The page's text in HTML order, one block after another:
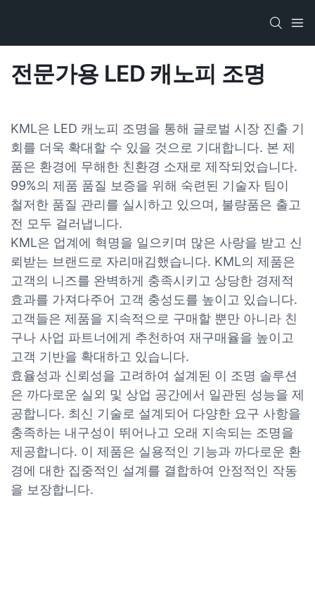
전문가용 LED 캐노피 조명
KML은 LED 캐노피 조명을 통해 글로벌 시장 진출 기
회를 더욱 확대할 수 있을 것으로 기대합니다. 본 제
품은 환경에 무해한 친환경 소재로 제작되었습니다.
99%의 제품 품질 보증을 위해 숙련된 기술자 팀이
철저한 품질 관리를 실시하고 있으며, 불량품은 출고
전 모두 걸러냅니다.
KML은 업계에 혁명을 일으키며 많은 사랑을 받고 신
뢰받는 브랜드로 자리매김했습니다. KML의 제품은
고객의 니즈를 완벽하게 충족시키고 상당한 경제적
효과를 가져다주어 고객 충성도를 높이고 있습니다.
고객들은 제품을 지속적으로 구매할 뿐만 아니라 친
구나 사업 파트너에게 추천하여 재구매율을 높이고
고객 기반을 확대하고 있습니다.
효율성과 신뢰성을 고려하여 설계된 이 조명 솔루션
은 까다로운 실외 및 상업 공간에서 일관된 성능을 제
공합니다. 최신 기술로 설계되어 다양한 요구 사항을
충족하는 내구성이 뛰어나고 오래 지속되는 조명을
제공합니다. 이 제품은 실용적인 기능과 까다로운 환
경에 대한 집중적인 설계를 결합하여 안정적인 작동
을 보장합니다.